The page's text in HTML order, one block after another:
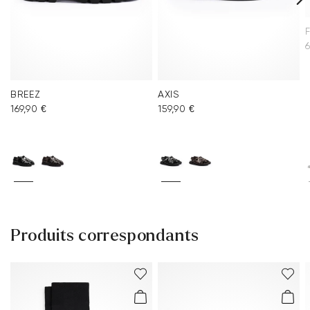
BREEZ
169,90 €
AXIS
159,90 €
Produits correspondants